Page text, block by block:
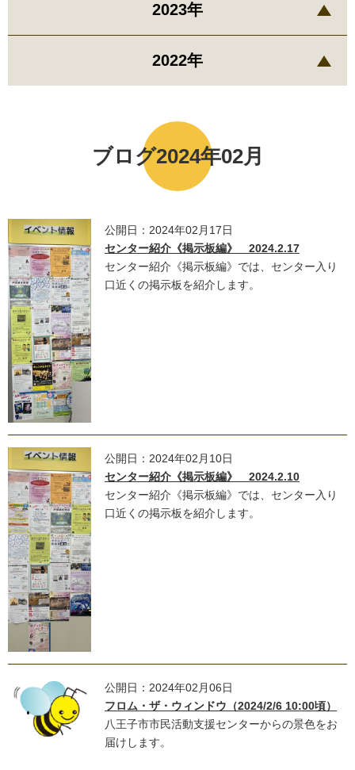
ブログ2024年02月
公開日：2024年02月17日
センター紹介《掲示板編》 2024.2.17
センター紹介《掲示板編》では、センター入り
口近くの掲示板を紹介します。
公開日：2024年02月10日
センター紹介《掲示板編》 2024.2.10
センター紹介《掲示板編》では、センター入り
口近くの掲示板を紹介します。
公開日：2024年02月06日
フロム・ザ・ウィンドウ（2024/2/6 10:00頃）
八王子市市民活動支援センターからの景色をお
届けします。
2023年
2022年